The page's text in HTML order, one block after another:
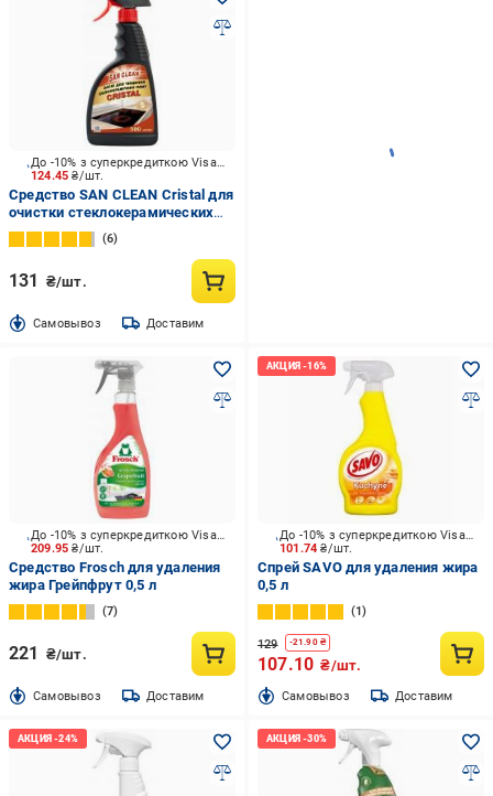
124.45₴/шт.
До -10% з суперкредиткою Visa Вигода
Средство SAN CLEAN Cristal для
очистки стеклокерамических
поверхностей 0,5 л
6
131 ₴/шт.
Cамовывоз Доставим
209.95₴/шт.
До -10% з суперкредиткою Visa Вигода
Средство Frosch для удаления
жира Грейпфрут 0,5 л
7
221 ₴/шт.
Cамовывоз Доставим
101.74₴/шт.
До -10% з суперкредиткою Visa Вигода
Спрей SAVO для удаления жира
0,5 л
1
129 -21.90₴
107.10 ₴/шт.
Cамовывоз Доставим